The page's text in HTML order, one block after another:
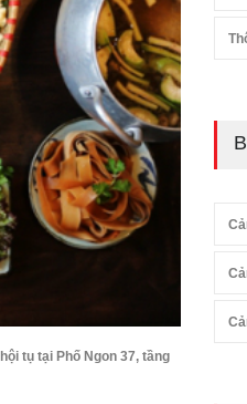
tụ tại Phố Ngon 37, tầng